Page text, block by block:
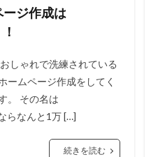
ジ作成は
しゃれで洗練されている
ームページ作成をしてく
。 その名は
らなんと1万 […]
続きを読む